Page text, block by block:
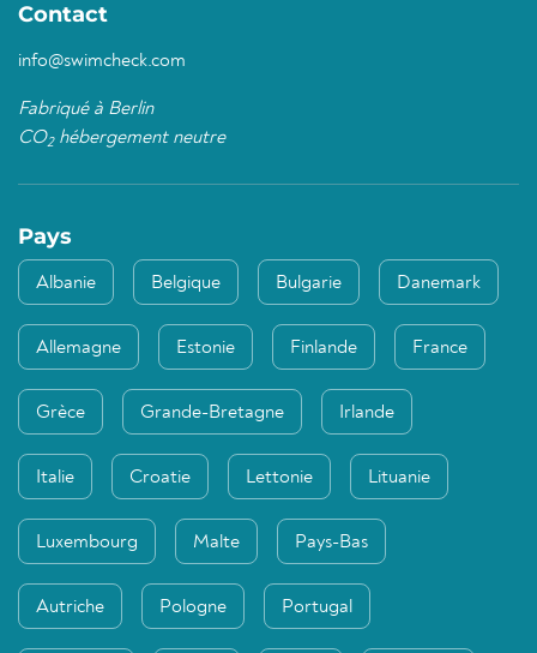
Contact
info@swimcheck.com
Fabriqué à Berlin
CO2hébergement neutre
Pays
Albanie Belgique Bulgarie Danemark
Allemagne Estonie Finlande France
Grèce Grande-Bretagne Irlande
Italie Croatie Lettonie Lituanie
Luxembourg Malte Pays-Bas
Autriche Pologne Portugal